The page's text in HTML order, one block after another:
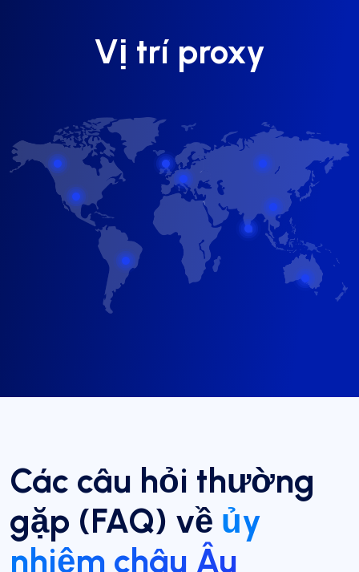
Vị trí proxy
Các câu hỏi thường
gặp (FAQ) về ủy
nhiệm châu Âu